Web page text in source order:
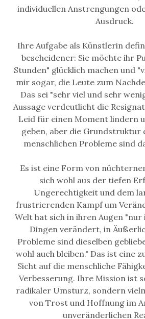
individuellen Anstrengungen
Ausdruck.
Ihre Aufgabe als Künstlerin
bescheidener: Sie möchte ihr
Stunden" glücklich machen und
mir sogar, die Leute zum
Das sei "sehr viel und sehr
Aussage verdeutlicht die
Leid für einen Moment lindern
geben, aber die Grundstruktur
menschlichen Probleme sind
Es ist eine Form von
sich wohl aus der tiefen
Ungerechtigkeit und dem
frustrierenden Kampf um
Welt hat sich in ihren Augen
Dingen verändert, in
Probleme sind dieselben
wohl auch bleiben." Das ist eine
Sicht auf die menschliche
Verbesserung. Ihre Mission ist
radikaler Umsturz, sondern
von Trost und Hoffnung im
unveränderlichen